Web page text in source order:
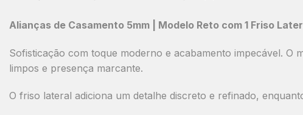
Alianças de Casamento 5mm | Modelo Reto com 1 Friso
Sofisticação com toque moderno e acabamento impecável.
limpos e presença marcante.
O friso lateral adiciona um detalhe discreto e refinado,